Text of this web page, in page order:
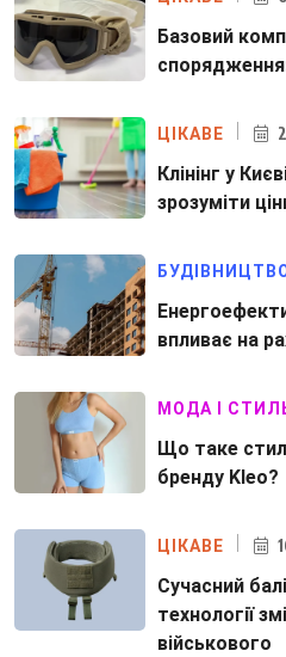
Базовий
ЦІКАВЕ
Клінінг у
зрозуміти
впливає на
МОДА І
Що таке
бренду Kleo?
ЦІКАВЕ
Сучасний
технології
військового